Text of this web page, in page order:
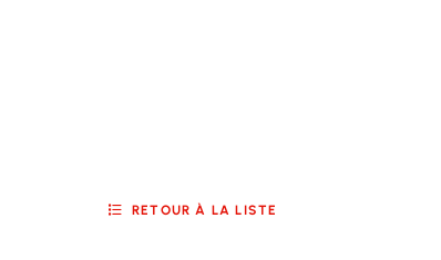
RETOUR À LA LISTE